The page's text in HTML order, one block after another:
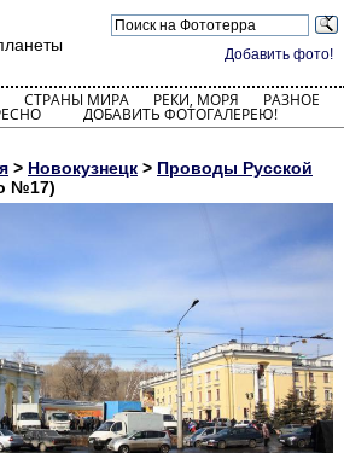
Добавить фото!
СТРАНЫ МИРА РЕКИ, МОРЯ РАЗНОЕ
ДОБАВИТЬ ФОТОГАЛЕРЕЮ!
> Новокузнецк > Проводы Русской
№17)